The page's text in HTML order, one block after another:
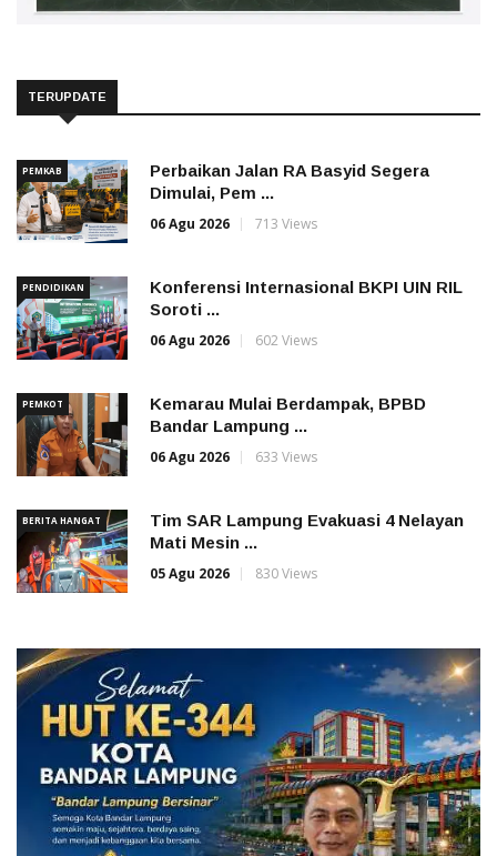
TERUPDATE
PEMKAB
Perbaikan Jalan RA Basyid Segera
Dimulai, Pem ...
06 Agu 2026
713 Views
PENDIDIKAN
Konferensi Internasional BKPI UIN RIL
Soroti ...
06 Agu 2026
602 Views
PEMKOT
Kemarau Mulai Berdampak, BPBD
Bandar Lampung ...
06 Agu 2026
633 Views
BERITA HANGAT
Tim SAR Lampung Evakuasi 4 Nelayan
Mati Mesin ...
05 Agu 2026
830 Views